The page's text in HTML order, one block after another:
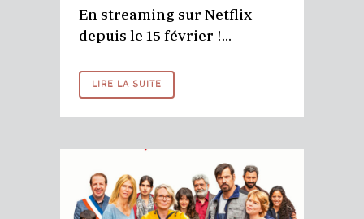
En streaming sur Netflix
depuis le 15 février !...
LIRE LA SUITE